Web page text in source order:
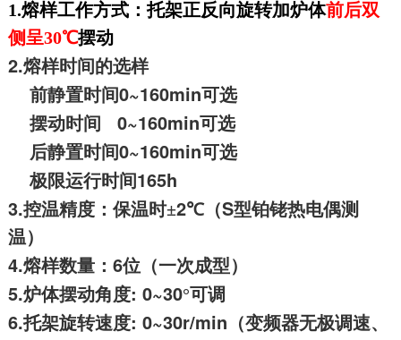
1.熔样工作方式：托架正反向旋转加炉体前后双
侧呈30℃摆动
2.熔样时间的选样
前静置时间0~160min可选
摆动时间
0~160min可选
后静置时间0~160min可选
极限运行时间165h
3.控温精度：保温时±2℃（S型铂铑热电偶测
温）
4.熔样数量： 6位（一次成型）
5.炉体摆动角度: 0~30°可调
6.托架旋转速度: 0~30r/min （变频器无极调速、